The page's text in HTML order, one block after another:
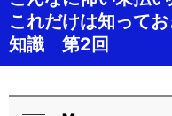
シ
ョ
内
の
これだけは知って
知識 第2回